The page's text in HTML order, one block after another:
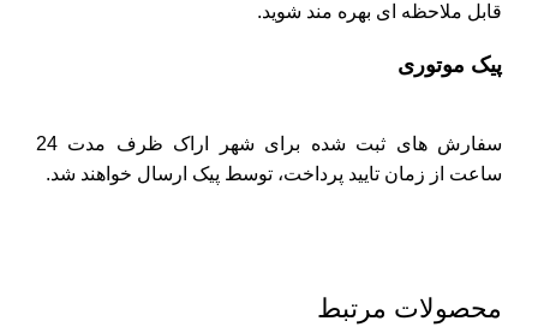
قابل ملاحظه ای بهره مند شوید.
پیک موتوری
سفارش های ثبت شده برای شهر اراک ظرف مدت 24
ساعت از زمان تایید پرداخت، توسط پیک ارسال خواهند شد.
محصولات مرتبط